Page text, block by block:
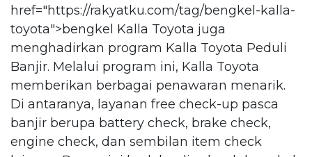
href="https://rakyatku.com/tag/bengkel-kalla-
toyota">bengkel Kalla Toyota juga
menghadirkan program Kalla Toyota Peduli
Banjir. Melalui program ini, Kalla Toyota
memberikan berbagai penawaran menarik.
Di antaranya, layanan free check-up pasca
banjir berupa battery check, brake check,
engine check, dan sembilan item check